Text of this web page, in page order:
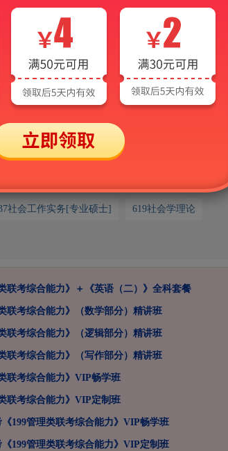
要说明的是，出现该提示并不会影响非AI功能的使
社会工作实务[专业硕士] 619社会学理论
联考综合能力》＋《英语（二）》全科套餐
联考综合能力》（数学部分）精讲班
联考综合能力》（逻辑部分）精讲班
联考综合能力》（写作部分）精讲班
联考综合能力》VIP畅学班
联考综合能力》VIP定制班
《199管理类联考综合能力》VIP畅学班
《199管理类联考综合能力》VIP定制班